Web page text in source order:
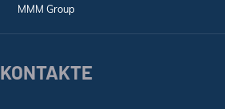
MMM Group
KONTAKTE